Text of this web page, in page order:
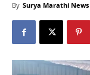
By Surya Marathi News